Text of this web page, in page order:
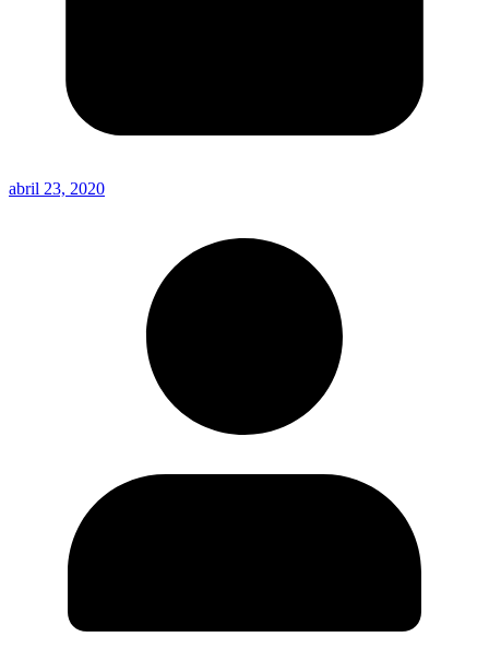
abril 23, 2020